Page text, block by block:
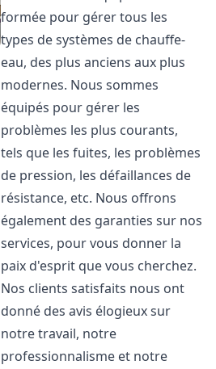
formée pour gérer tous les
types de systèmes de chauffe-
eau, des plus anciens aux plus
modernes. Nous sommes
équipés pour gérer les
problèmes les plus courants,
tels que les fuites, les problèmes
de pression, les défaillances de
résistance, etc. Nous offrons
également des garanties sur nos
services, pour vous donner la
paix d'esprit que vous cherchez.
Nos clients satisfaits nous ont
donné des avis élogieux sur
notre travail, notre
professionnalisme et notre